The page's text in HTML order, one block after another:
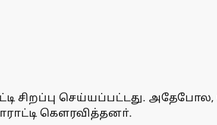
சிறப்பு செய்யப்பட்டது.
கௌரவித்தனா்.